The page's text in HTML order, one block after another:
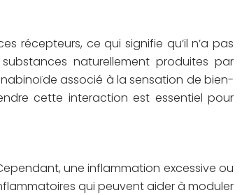
récepteurs, ce qui signifie qu’il n’a pas
naturellement produites par
associé à la sensation de bien-
cette interaction est essentiel pour
une inflammation excessive ou
qui peuvent aider à moduler